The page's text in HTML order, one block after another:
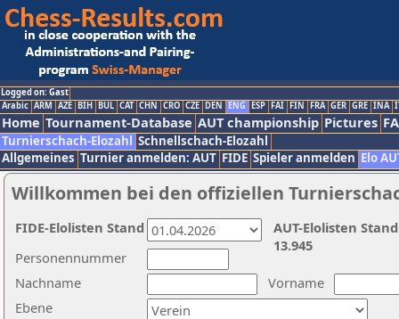
Logged on: Gast
Arabic ARM AZE BIH BUL CAT CHN CRO CZE DEN ENG ESP FAI FIN FRA GER GRE INA
Home Tournament-Database AUT championship Pictures
Turnierschach-Elozahl Schnellschach-Elozahl
Allgemeines Turnier anmelden: AUT FIDE Spieler anmelden Elo
Willkommen bei den offiziellen
Nachname
Vorname
Ebene
Personennummer
AUT-Elolisten
13.945
FIDE-Elolisten Stand